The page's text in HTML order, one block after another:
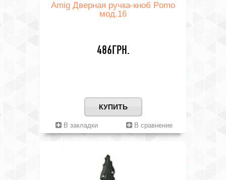
Amig Дверная ручка-кноб Pomo
мод.16
486ГРН.
КУПИТЬ
В закладки В сравнение